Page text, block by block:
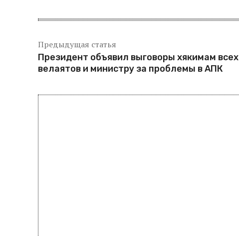
Предыдущая статья
Президент объявил выговоры хякимам всех
велаятов и министру за проблемы в АПК